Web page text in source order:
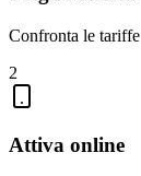
Confronta le
2
Attiva online